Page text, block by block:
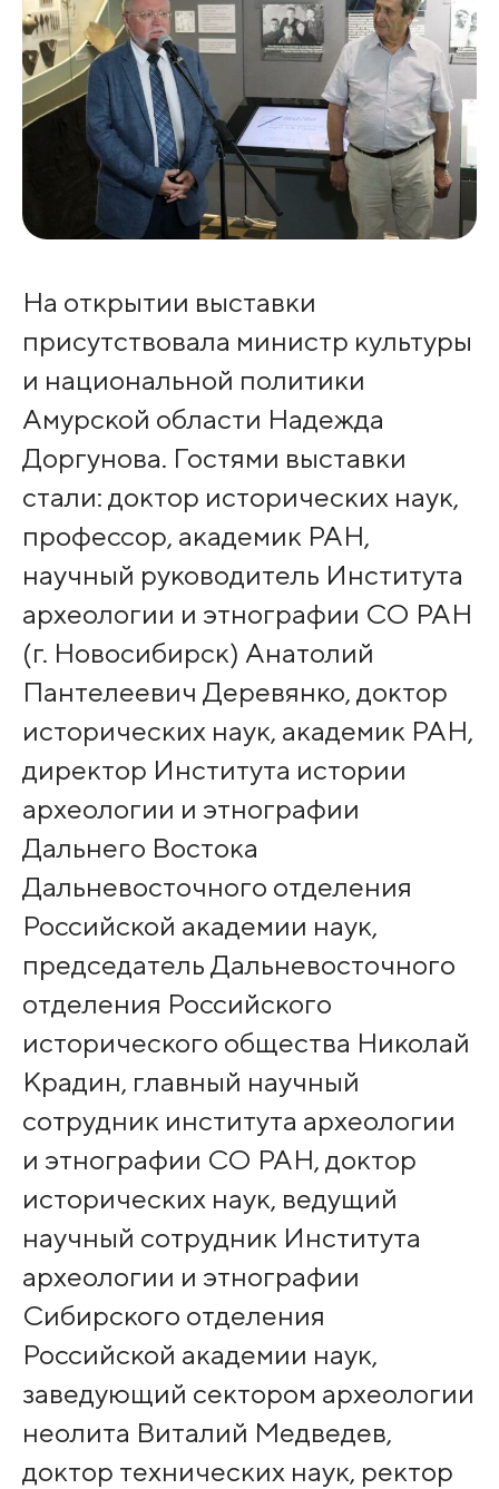
На открытии выставки
присутствовала министр культуры
и национальной политики
Амурской области Надежда
Доргунова. Гостями выставки
стали: доктор исторических наук,
профессор, академик РАН,
научный руководитель Института
археологии и этнографии СО РАН
(г. Новосибирск) Анатолий
Пантелеевич Деревянко, доктор
исторических наук, академик РАН,
директор Института истории
археологии и этнографии
Дальнего Востока
Дальневосточного отделения
Российской академии наук,
председатель Дальневосточного
отделения Российского
исторического общества Николай
Крадин, главный научный
сотрудник института археологии
и этнографии СО РАН, доктор
исторических наук, ведущий
научный сотрудник Института
археологии и этнографии
Сибирского отделения
Российской академии наук,
заведующий сектором археологии
неолита Виталий Медведев,
доктор технических наук, ректор